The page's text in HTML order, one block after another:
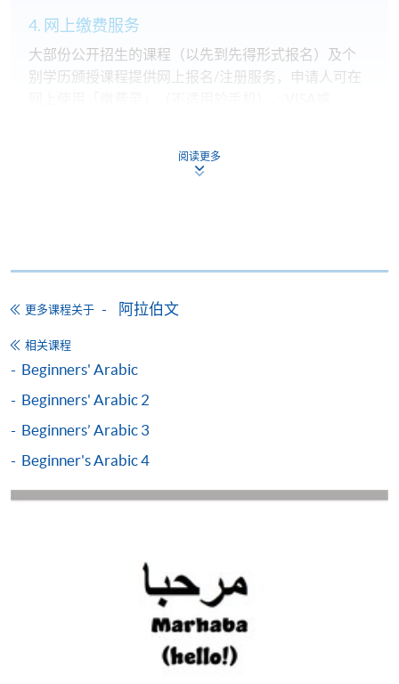
4. 网上缴费服务
大部份公开招生的课程（以先到先得形式报名）及个
别学历颁授课程提供网上报名/注册服务，申请人可在
员亦可以微信支付（Online WeChat Pay）、支付宝
如报读课程将在五个工作天内开课，为免邮递延误报
名程序，建议申请人亲身到学院报名中心报名，并避
免使用支票付款。
除由学院裁定的特殊情况（例如课程因报名人数不足
而取消）之外，一切已缴费用概不退还。如获学院批
准退还款项，以现金、易办事、微信支付、支付宝、
以支票退款；以信用卡缴交之款项，退款将直接退还
外收费，详情请联络有关学科职员。
学费及学额不得转让他人。一经取录，学员不得转读
其他课程，惟学院对特殊情况，可酌情处理。转读申
请一经批准，学员须缴付港币120元手续费。
学院对邮递失误而遗失的支票或本票、付款收据或个
阅读更多
更多课程关于 阿拉伯文
相关课程
Beginners' Arabic
Beginners' Arabic 2
Beginners’ Arabic 3
Beginner's Arabic 4